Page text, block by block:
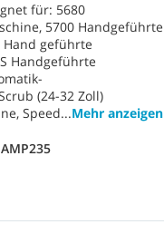
für: 5680
5700 Handgeführte
Hand geführte
Handgeführte
(24-32 Zoll)
Speed...Mehr anzeigen